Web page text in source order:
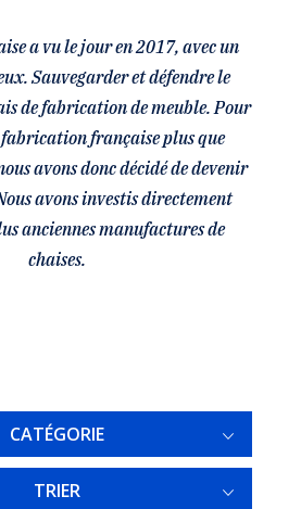
a vu le jour en 2017, avec un
Sauvegarder et défendre le
de fabrication de meuble. Pour
française plus que
avons donc décidé de devenir
avons investis directement
anciennes manufactures de
chaises.
CATÉGORIE
TRIER